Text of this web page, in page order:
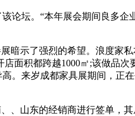
坛。“本年展会期间良多企
示了强烈的希望。浪度家私
面积都跨越1000㎡;该做品次
。来岁成都家具展期间，正
山东的经销商进行签单，其